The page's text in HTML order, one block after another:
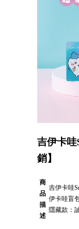
吉伊卡
銷】
商
品
描
述
吉伊卡哇
伊卡哇盲
隱藏款：